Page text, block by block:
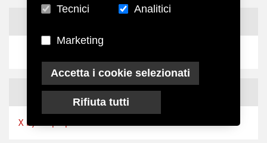
NewsX
X by Ferpi2puntozero
Tecnici Analitici
Marketing
Accetta i cookie selezionati
Rifiuta tutti